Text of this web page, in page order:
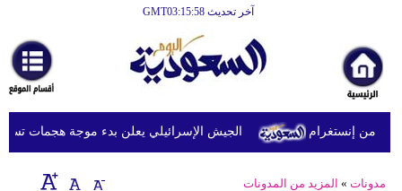
آخر تحديث GMT03:15:58
الجيش الإسرائيلي يعلن بدء موجة هجمات من إنستغرام
مدونات » المزيد من المدونات